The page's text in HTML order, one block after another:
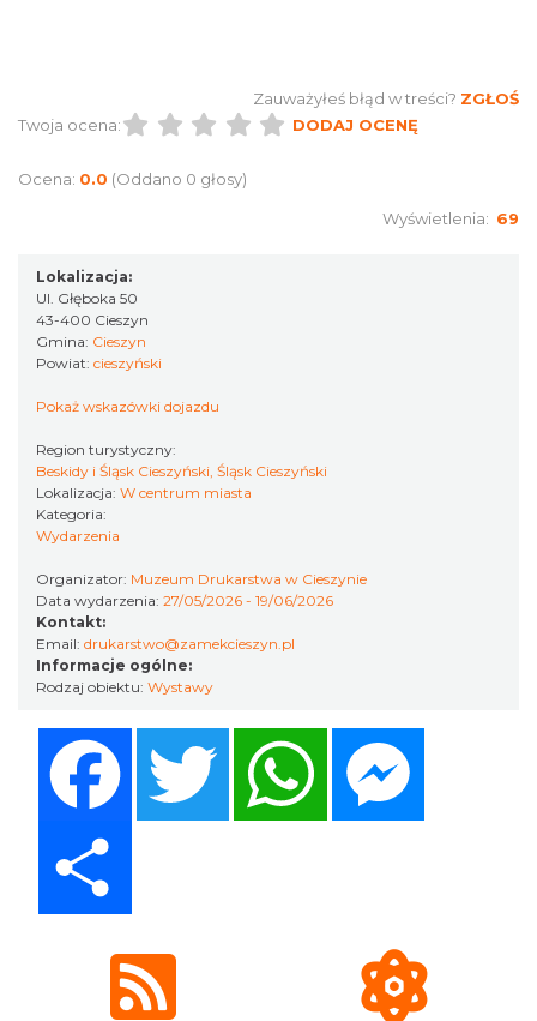
Cieszyn
0.09 km
Cieszyn
0.09 km
Cieszyn
2026-08-29
0.09 km
Zauważyłeś błąd w treści? ZGŁOŚ
Twoja ocena:
DODAJ OCENĘ
Ocena: 0.0 (Oddano 0 głosy)
Wyświetlenia: 69
Lokalizacja:
Ul. Głęboka 50
43-400 Cieszyn
Gmina: Cieszyn
Powiat: cieszyński
Pokaż wskazówki dojazdu
Region turystyczny:
Beskidy i Śląsk Cieszyński, Śląsk Cieszyński
Lokalizacja: W centrum miasta
Kategoria:
Wydarzenia
Organizator: Muzeum Drukarstwa w Cieszynie
Data wydarzenia: 27/05/2026 - 19/06/2026
Kontakt:
Email: drukarstwo@zamekcieszyn.pl
Informacje ogólne:
Rodzaj obiektu: Wystawy
Twitter